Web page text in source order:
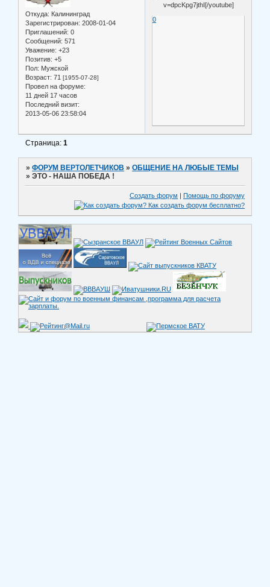
Откуда: Калининград
Зарегистрирован: 2008-01-04
Приглашений: 0
Сообщений: 571
Уважение: +23
Позитив: +5
Пол: Мужской
Возраст: 71 [1955-07-28]
Провел на форуме:
11 дней 17 часов
Последний визит:
2013-05-06 23:58:04
v=dpcKpg7jthI[/youtube]
0
Страница:1
»ФОРУМ ВЕРТОЛЕТЧИКОВ »ОБЩЕНИЕ НА ЛЮБЫЕ ТЕМЫ
»ЭТО - НАША ПОБЕДА !
Создать форум | Помощь по форуму